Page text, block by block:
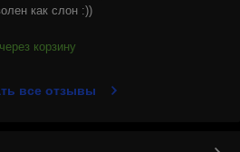
как слон :))
корзину
все отзывы